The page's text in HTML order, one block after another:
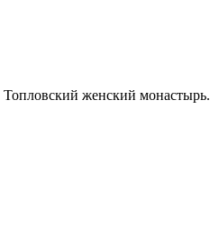
Топловский женский монастырь.